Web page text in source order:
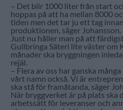
– Det blir 1000 liter från start
hoppas på att ha mellan 8000
tiden men det tar ju ett tag
produktionen, säger Johansson.
Just nu håller man på att
Gullbringa Säteri lite väster om
månader ska bryggningen
rejäl.
– Flera av oss har ganska
vårt namn också. Vi är
ska stå för framåtanda, säger
När bryggverket är på plats ska
arbetssätt för leveranser och